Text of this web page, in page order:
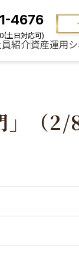
4676
土日対応可)
紹介資産運用シ
（2/